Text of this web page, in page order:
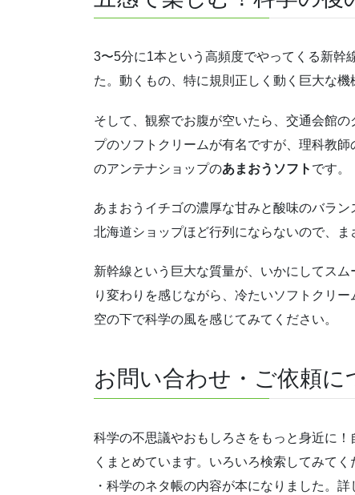
3〜5分に1本という高頻度でやってくる新幹
た。動くもの、特に規則正しく動く巨大な
そして、観察でお腹が空いたら、交通会館
プのソフトクリームが有名ですが、理科教
のアンテナショップのあまおうソフト です。
あまおうイチゴの濃厚な甘みと酸味のバラ
北海道ショップほど行列にならないので、ま
新幹線という巨大な質量が、いかにしてス
り変わりを感じながら、冷たいソフトクリ
空の下で科学の風を感じてみてください。
お問い合わせ・ご依頼に
科学の不思議やおもしろさをもっと身近に
くまとめています。いろいろ検索してみてく
・科学のネタ帳の内容が本になりました。詳